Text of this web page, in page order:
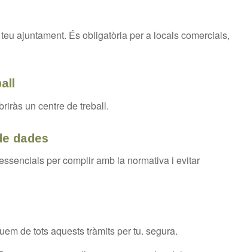
ajuntament. És obligatòria per a locals comercials,
un centre de treball.
dades
per complir amb la normativa i evitar
de tots aquests tràmits per tu. segura.